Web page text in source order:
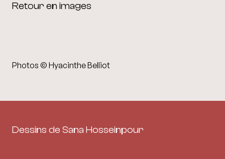
Retour en images
Photos © Hyacinthe Belliot
Dessins de Sana Hosseinpour